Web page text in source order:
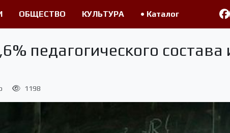
ОБЩЕСТВО КУЛЬТУРА • Каталог
педагогического состава
1198